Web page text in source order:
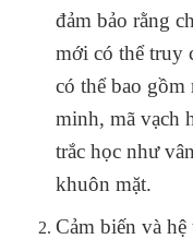
đảm bảo rằng
mới có thể truy
có thể bao
minh, mã vạch
trắc học như
khuôn mặt.
Cảm biến và